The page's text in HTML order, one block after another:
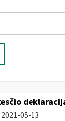
2021-05-13